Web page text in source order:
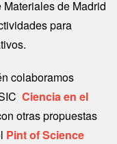
de Madrid
para
colaboramos
Ciencia en el
otras propuestas
Pint of Science